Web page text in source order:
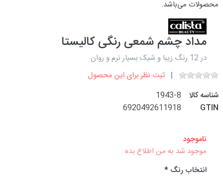
محصولات می‌باشد.
مداد چشم شمعی رنگی کالیستا
در 12 رنگ زیبا و شیک بسیار نرم و روان
ثبت نظر برای این محصول
شناسه کالا
1943-8
GTIN
6920492611918
ناموجود
موجود شد به من اطلاع بده
انتخاب رنگ